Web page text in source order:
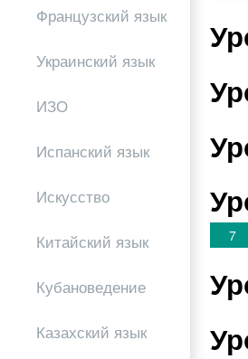
Французский язык
Украинский язык
ИЗО
Испанский язык
Искусство
Китайский язык
Кубановедение
Казахский язык
7